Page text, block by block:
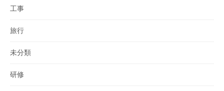
工事
旅行
未分類
研修